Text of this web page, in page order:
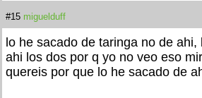
#15 miguelduff
lo he sacado de taringa no de
ahi los dos por q yo no veo eso
quereis por que lo he sacado de